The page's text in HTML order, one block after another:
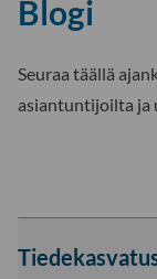
Blogi
Seuraa täällä
asiantuntijoilta ja